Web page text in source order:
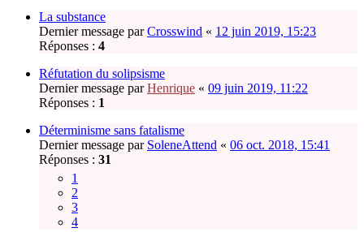
La substance
Dernier message parCrosswind « 12 juin 2019, 15:23
Réponses : 4
Réfutation du solipsisme
Dernier message parHenrique « 09 juin 2019, 11:22
Réponses : 1
Déterminisme sans fatalisme
Dernier message par SoleneAttend « 06 oct. 2018, 15:41
Réponses : 31
1
2
3
4